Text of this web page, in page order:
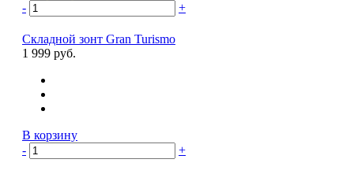
-
+
Складной зонт Gran Turismo
1 999 руб.
В корзину
-
+